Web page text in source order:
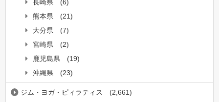
長崎県
(6)
熊本県
(21)
大分県
(7)
宮崎県
(2)
鹿児島県
(19)
沖縄県
(23)
ジム・ヨガ・ピィラティス
(2,661)